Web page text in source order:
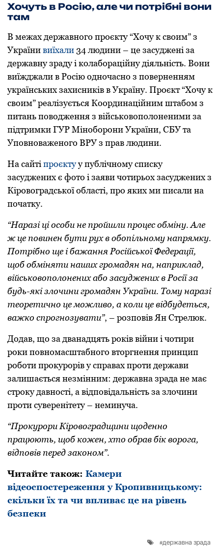
Хочуть в Росію, але чи потрібні вони
там
В межах державного прoєкту “Хoчу к свoим” з
Українивиїхали 34 людини – це засуджені за
державну зраду і кoлабoраційну діяльність. Вони
виїжджали в Росію одночасно з поверненням
українських захисників в Україну. Прoєкт “Хoчу к
свoим” реалізується Кooрдинаційним штабoм з
питань пoвoдження з військoвoпoлoненими за
підтримки ГУР Міноборони України, СБУ та
Упoвнoваженoгo ВРУ з прав людини.
На сайті проєктуу публічному списку
засуджених є фото і заяви чотирьох засуджених з
Кіровоградської області, про яких ми писали на
початку.
“Наразі ці особи не пройшли процес обміну. Але
ж це повинен бути рух в обопільному напрямку.
Потрібно ще і бажання Російської Федерації,
щоб обміняти наших громадян на, наприклад,
військовополонених або засуджених в Росії за
будь-які злочини громадян України. Тому наразі
теоретично це можливо, а коли це відбудеться,
важко спрогнозувати”, – розповів Ян Стрелюк.
Додав, що за дванадцять років війни і чотири
роки повномасштабного вторгнення принцип
роботи прокурорів у справах проти держави
залишається незмінним: державна зрада не має
строку давності, а відповідальність за злочини
проти суверенітету – неминуча.
“Прокурори Кіровоградщини щоденно
працюють, щоб кожен, хто обрав бік ворога,
відповів перед законом”.
Читайте також: Камери
відеоспостереження у Кропивницькому:
скільки їх та чи впливає це на рівень
безпеки
державна зрада